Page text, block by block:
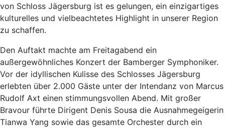
von Schloss Jägersburg ist es gelungen, ein einzigartiges
kulturelles und vielbeachtetes Highlight in unserer Region
zu schaffen.
Den Auftakt machte am Freitagabend ein
außergewöhnliches Konzert der Bamberger Symphoniker.
Vor der idyllischen Kulisse des Schlosses Jägersburg
erlebten über 2.000 Gäste unter der Intendanz von Marcus
Rudolf Axt einen stimmungsvollen Abend. Mit großer
Bravour führte Dirigent Denis Sousa die Ausnahmegeigerin
Tianwa Yang sowie das gesamte Orchester durch ein